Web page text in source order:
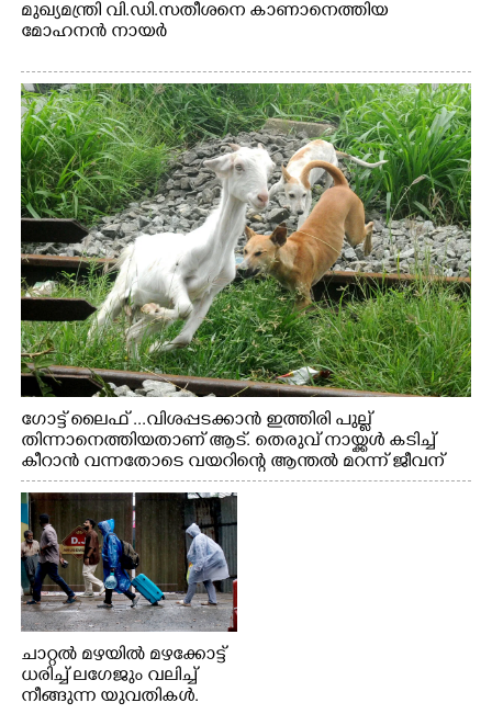
മുഖ്യമന്ത്രി വി.ഡി.സതീശനെ കാണാനെത്തിയ
മോഹനൻ നായർ
ഗോട്ട് ലൈഫ് ...വിശപ്പടക്കാൻ ഇത്തിരി പുല്ല്
തിന്നാനെത്തിയതാണ് ആട്. തെരുവ് നായ്ക്കൾ കടിച്ച്
കീറാൻ വന്നതോടെ വയറിന്റെ ആന്തൽ മറന്ന് ജീവന്
വേണ്ടിയായി ഓട്ടം. എറണാകുളം വാത്തുരുത്തിയിൽ
നിന്നുള്ള കാഴ്ച
ചാറ്റൽ മഴയിൽ മഴക്കോട്ട്
ധരിച്ച് ലഗേജും വലിച്ച്
നീങ്ങുന്ന യുവതികൾ.